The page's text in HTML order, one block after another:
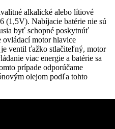
alkalické alebo lítiové
(1,5V). Nabíjacie batérie nie sú
byť schopné poskytnúť
ovládací motor hlavice
ventil ťažko stlačiteľný, motor
viac energie a batérie sa
prípade odporúčame
olejom podľa tohto